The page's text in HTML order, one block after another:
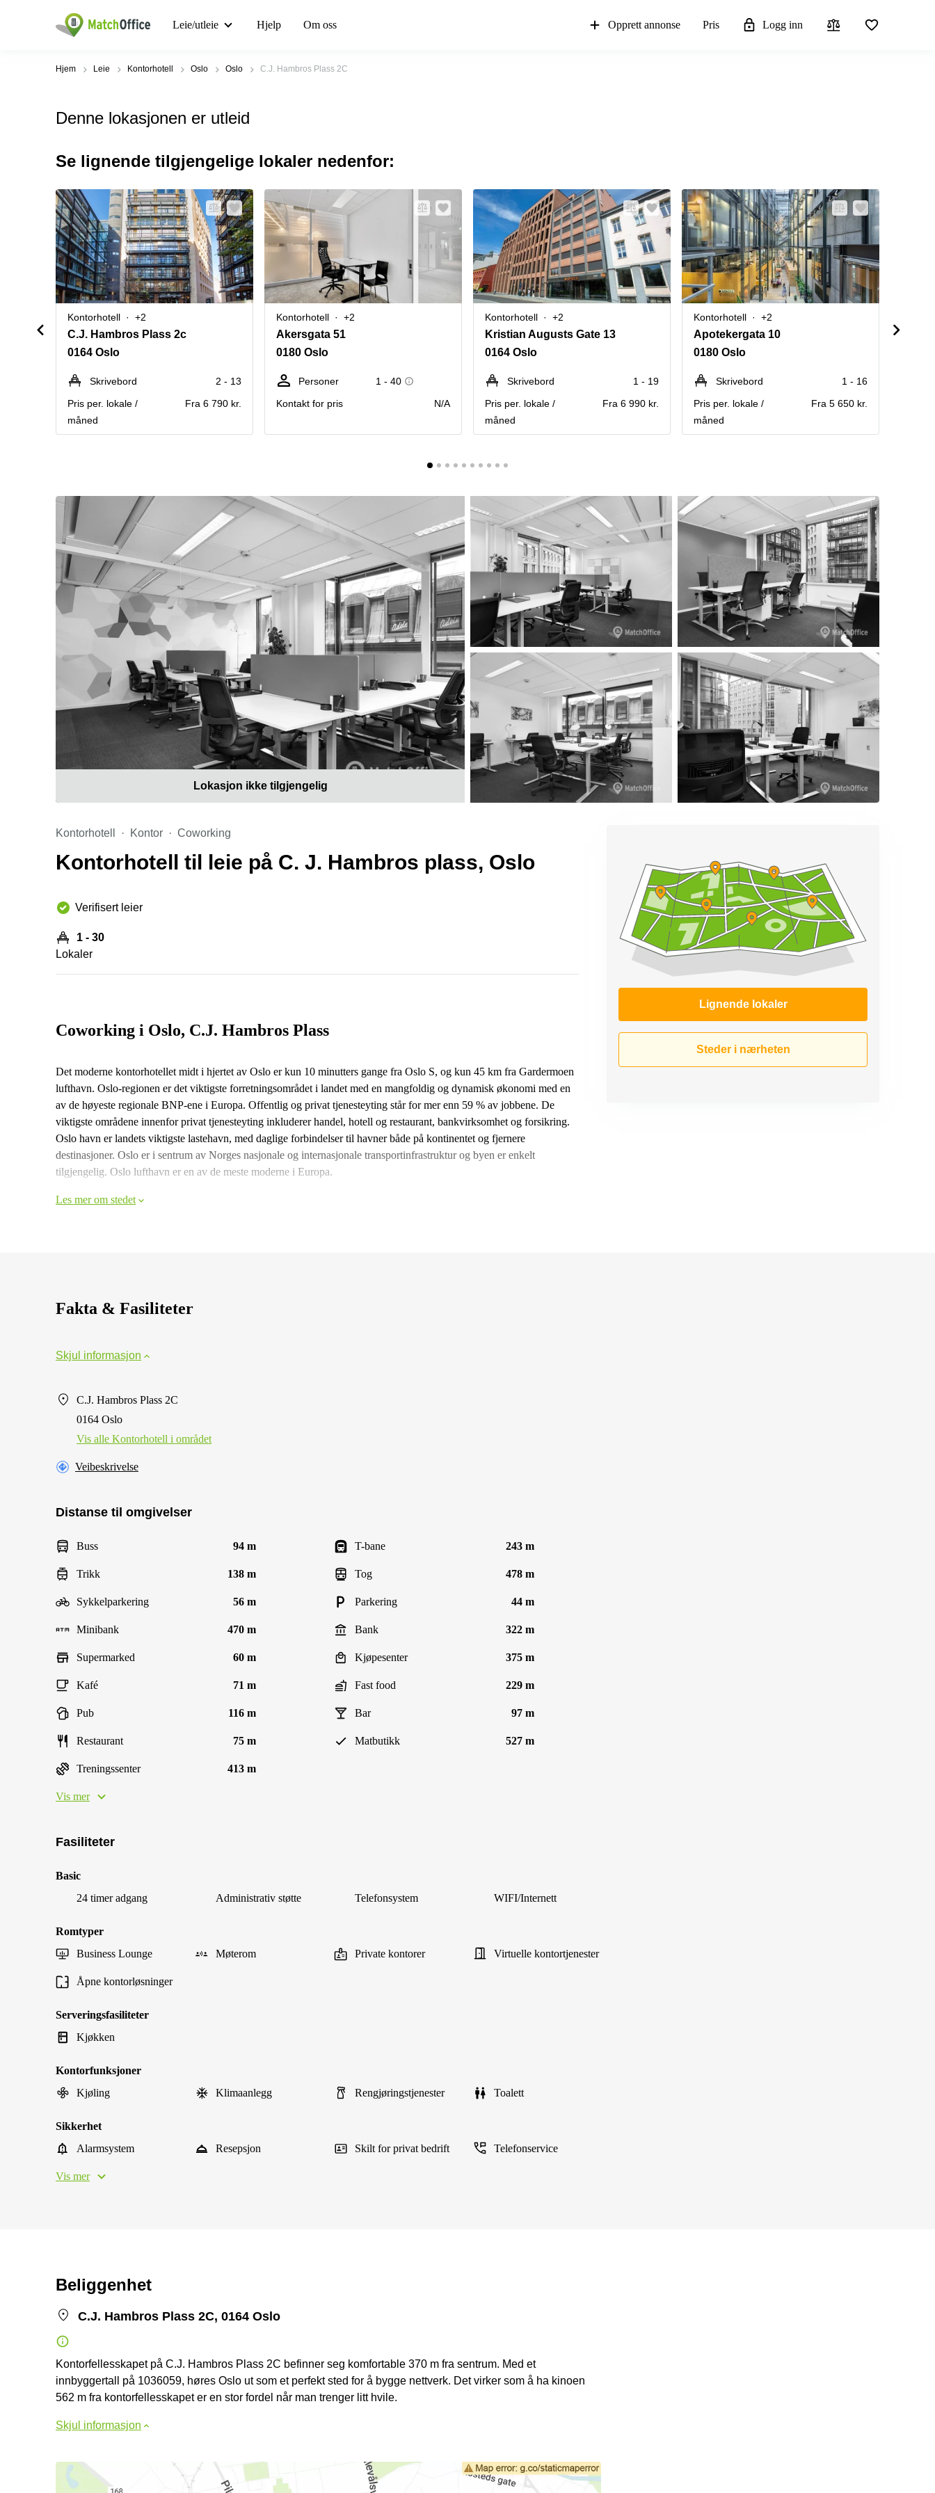
Leie/utleie Hjelp Om oss Opprett annonse Pris Logg inn
Hjem Leie Kontorhotell Oslo Oslo C.J. Hambros Plass 2C
Denne lokasjonen er utleid
Se lignende tilgjengelige lokaler nedenfor:
Kontorhotell +2
C.J. Hambros Plass 2c
0164 Oslo
Skrivebord
2 - 13
Pris per. lokale /
måned
Fra 6 790 kr.
Kontorhotell +2
Akersgata 51
0180 Oslo
Personer
1 - 40
Kontakt for pris
N/A
Kontorhotell +2
Kristian Augusts Gate 13
0164 Oslo
Skrivebord
1 - 19
Pris per. lokale /
måned
Fra 6 990 kr.
Kontorhotell +2
Apotekergata 10
0180 Oslo
Skrivebord
1 - 16
Pris per. lokale /
måned
Fra 5 650 kr.
Lokasjon ikke tilgjengelig
Kontorhotell Kontor Coworking
Kontorhotell til leie på C. J. Hambros plass, Oslo
Verifisert leier
1 - 30
Lokaler
Lignende lokaler
Steder i nærheten
Coworking i Oslo, C.J. Hambros Plass
Det moderne kontorhotellet midt i hjertet av Oslo er kun 10 minutters gange fra Oslo S, og kun 45 km fra Gardermoen
lufthavn. Oslo-regionen er det viktigste forretningsområdet i landet med en mangfoldig og dynamisk økonomi med en
av de høyeste regionale BNP-ene i Europa. Offentlig og privat tjenesteyting står for mer enn 59 % av jobbene. De
viktigste områdene innenfor privat tjenesteyting inkluderer handel, hotell og restaurant, bankvirksomhet og forsikring.
Oslo havn er landets viktigste lastehavn, med daglige forbindelser til havner både på kontinentet og fjernere
destinasjoner. Oslo er i sentrum av Norges nasjonale og internasjonale transportinfrastruktur og byen er enkelt
tilgjengelig. Oslo lufthavn er en av de meste moderne i Europa.
Les mer om stedet
Fakta & Fasiliteter
Skjul informasjon
C.J. Hambros Plass 2C
0164 Oslo
Vis alle Kontorhotell i området
Veibeskrivelse
Distanse til omgivelser
Buss 94 m T-bane 243 m
Trikk 138 m Tog 478 m
Sykkelparkering 56 m Parkering 44 m
Minibank 470 m Bank 322 m
Supermarked 60 m Kjøpesenter 375 m
Kafé 71 m Fast food 229 m
Pub 116 m Bar 97 m
Restaurant 75 m Matbutikk 527 m
Treningssenter 413 m
Vis mer
Fasiliteter
Basic
24 timer adgang
Administrativ støtte Telefonsystem WIFI/Internett
Romtyper
Business Lounge
Møterom Private kontorer Virtuelle kontortjenester
Åpne kontorløsninger
Serveringsfasiliteter
Kjøkken
Kontorfunksjoner
Kjøling
Klimaanlegg Rengjøringstjenester Toalett
Sikkerhet
Alarmsystem
Resepsjon Skilt for privat bedrift Telefonservice
Vis mer
Beliggenhet
C.J. Hambros Plass 2C, 0164 Oslo
Kontorfellesskapet på C.J. Hambros Plass 2C befinner seg komfortable 370 m fra sentrum. Med et
innbyggertall på 1036059, høres Oslo ut som et perfekt sted for å bygge nettverk. Det virker som å ha kinoen
562 m fra kontorfellesskapet er en stor fordel når man trenger litt hvile.
Skjul informasjon